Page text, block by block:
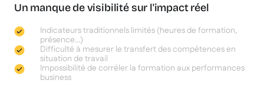
Un manque de visibilité sur l'impact réel
Indicateurs traditionnels limités (heures de formation,
présence...)
Difficulté à mesurer le transfert des compétences en
situation de travail
Impossibilité de corréler la formation aux performances
business